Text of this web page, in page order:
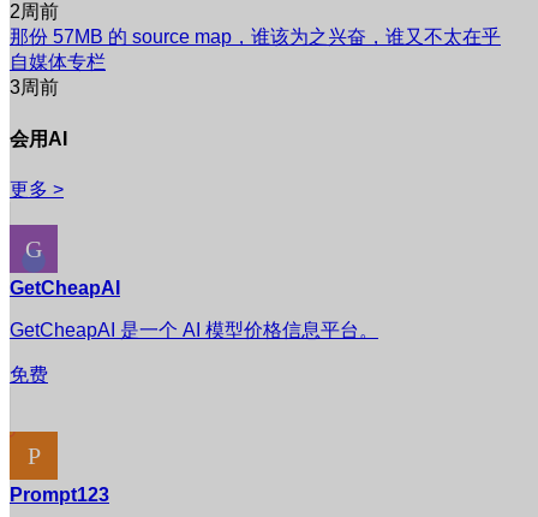
2周前
那份 57MB 的 source map，谁该为之兴奋，谁又不太在乎
自媒体专栏
3周前
会用AI
更多 >
GetCheapAI
GetCheapAI 是一个 AI 模型价格信息平台。
免费
Prompt123